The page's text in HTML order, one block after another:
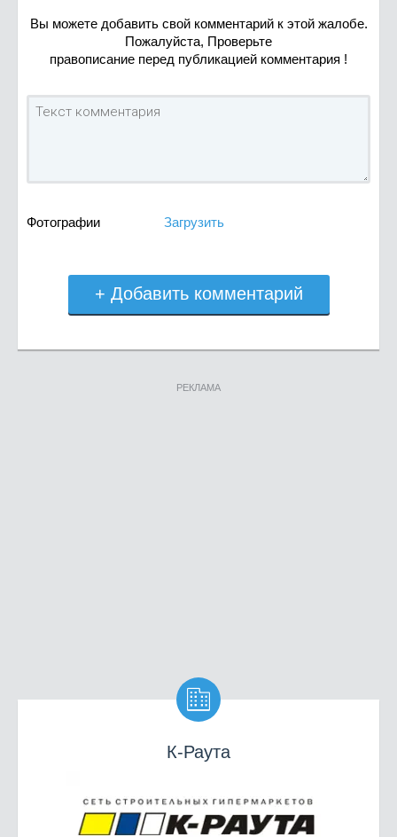
Вы можете добавить свой комментарий к этой жалобе.
Пожалуйста, Проверьте
правописание перед публикацией комментария !
Фотографии Загрузить
+ Добавить комментарий
РЕКЛАМА

К-Раута